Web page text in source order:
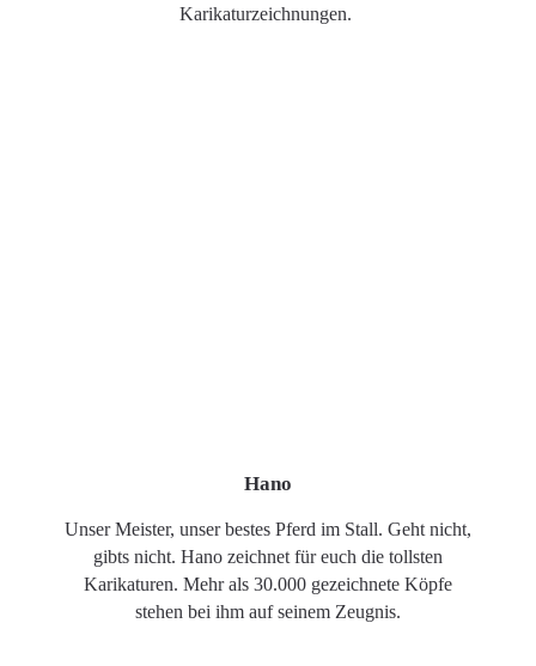
Karikaturzeichnungen.
Hano
Unser Meister, unser bestes Pferd im Stall. Geht nicht,
gibts nicht. Hano zeichnet für euch die tollsten
Karikaturen. Mehr als 30.000 gezeichnete Köpfe
stehen bei ihm auf seinem Zeugnis.